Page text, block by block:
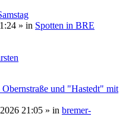
» in Spotten in BRE
und "Hastedt" mit
21:05 » in bremer-